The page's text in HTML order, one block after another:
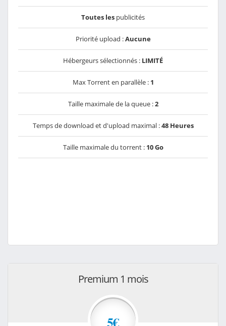
Toutes les publicités
Priorité upload :Aucune
Hébergeurs sélectionnés : LIMITÉ
Max Torrent en parallèle : 1
Taille maximale de la queue :2
Temps de download et d'upload maximal :48 Heures
Taille maximale du torrent : 10 Go
Premium 1 mois
5€